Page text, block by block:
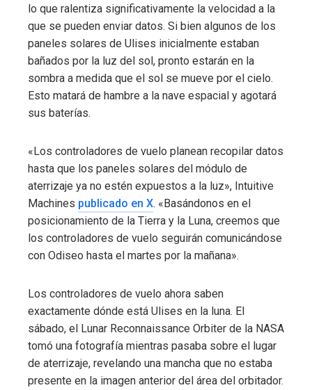
lo que ralentiza significativamente la velocidad a la
que se pueden enviar datos. Si bien algunos de los
paneles solares de Ulises inicialmente estaban
bañados por la luz del sol, pronto estarán en la
sombra a medida que el sol se mueve por el cielo.
Esto matará de hambre a la nave espacial y agotará
sus baterías.
«Los controladores de vuelo planean recopilar datos
hasta que los paneles solares del módulo de
aterrizaje ya no estén expuestos a la luz», Intuitive
Machines publicado en X. «Basándonos en el
posicionamiento de la Tierra y la Luna, creemos que
los controladores de vuelo seguirán comunicándose
con Odiseo hasta el martes por la mañana».
Los controladores de vuelo ahora saben
exactamente dónde está Ulises en la luna. El
sábado, el Lunar Reconnaissance Orbiter de la NASA
tomó una fotografía mientras pasaba sobre el lugar
de aterrizaje, revelando una mancha que no estaba
presente en la imagen anterior del área del orbitador.